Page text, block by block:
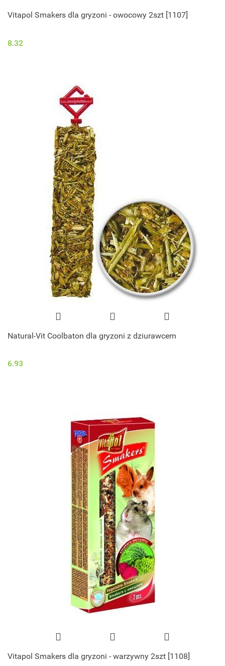
Vitapol Smakers dla gryzoni - owocowy 2szt [1107]
8.32
Natural-Vit Coolbaton dla gryzoni z dziurawcem
6.93
Vitapol Smakers dla gryzoni - warzywny 2szt [1108]